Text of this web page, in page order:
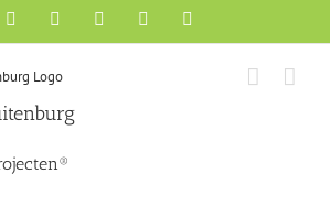
YouTubeInstagramPinterest